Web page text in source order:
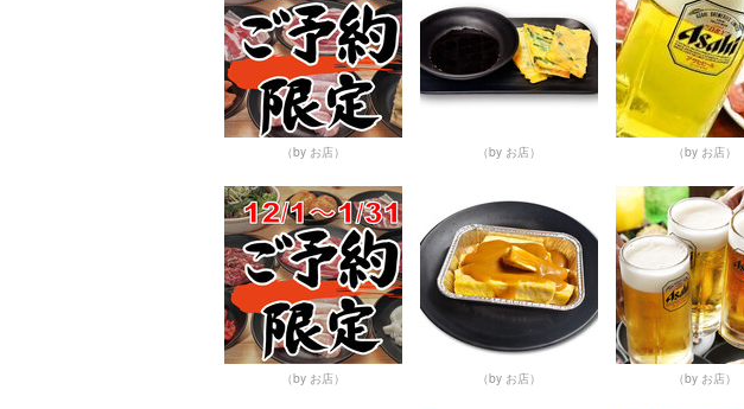
（by お店） （by お店） （by お店）
（by お店） （by お店） （by お店）